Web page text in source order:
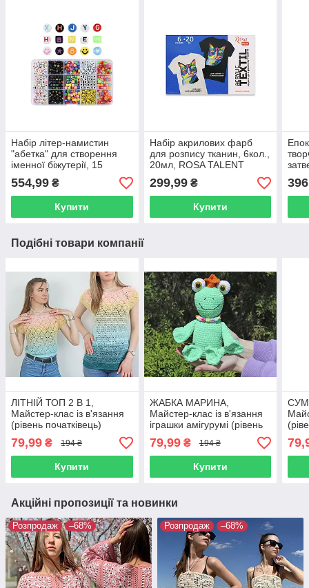
Набір літер-намистин
"абетка" для створення
іменної біжутерії, 15
осередків
554,99 ₴
Купити
Набір акрилових фарб
для розпису тканин, 6кол.,
20мл, ROSA TALENT
299,99₴
Купити
(1:1)
Подібні товари компанії
ЛІТНІЙ ТОП 2 В 1,
Майстер-клас із в'язання
(рівень початківець)
79,99 ₴ 194 ₴
Купити
ЖАБКА МАРИНА,
Майстер-клас із в'язання
іграшки амігурумі (рівень
79,99₴ 194 ₴
Купити
Акційні пропозиції та новинки
Розпродаж –68% Розпродаж –68%